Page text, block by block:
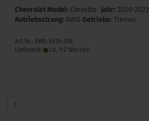
Chevrolet Model: Corvette Jahr: 2020-2022
Antriebsstrang: RWD Getriebe: Tremec
Art.Nr.: DMS-6316-Z06
Lieferzeit:
ca. 1-2 Wochen